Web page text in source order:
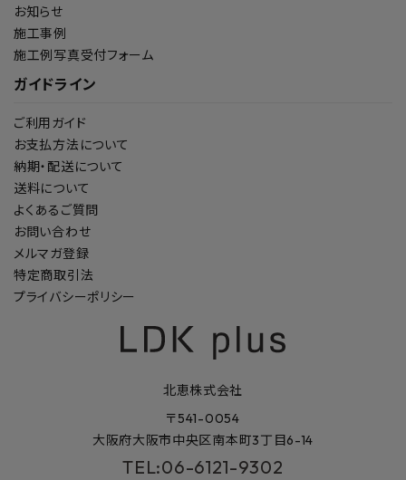
お知らせ
施工事例
施工例写真受付フォーム
ガイドライン
ご利用ガイド
お支払方法について
納期・配送について
送料について
よくあるご質問
お問い合わせ
メルマガ登録
特定商取引法
プライバシーポリシー
北恵株式会社
〒541-0054
大阪府大阪市中央区南本町3丁目6-14
TEL:06-6121-9302